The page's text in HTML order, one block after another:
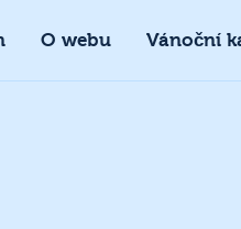
O webu Vánoční